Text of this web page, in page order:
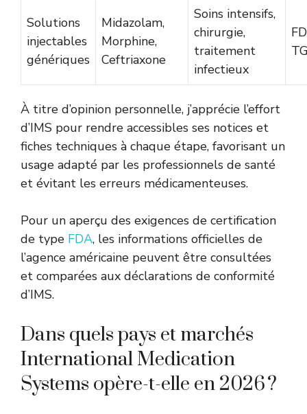
Solutions
injectables
génériques
Midazolam,
Morphine,
Ceftriaxone
Soins intensifs,
chirurgie,
traitement
infectieux
À titre d’opinion personnelle, j’apprécie l’effort
d’IMS pour rendre accessibles ses notices et
fiches techniques à chaque étape, favorisant un
usage adapté par les professionnels de santé
et évitant les erreurs médicamenteuses.
Pour un aperçu des exigences de certification
de type FDA, les informations officielles de
l’agence américaine peuvent être consultées
et comparées aux déclarations de conformité
d’IMS.
Dans quels pays et marchés
International Medication
Systems opère-t-elle en 2026 ?